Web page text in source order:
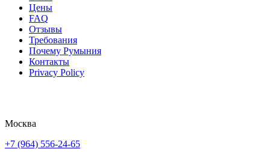
Цены
FAQ
Отзывы
Требования
Почему Румыния
Контакты
Privacy Policy
Москва
+7 (964) 556-24-65